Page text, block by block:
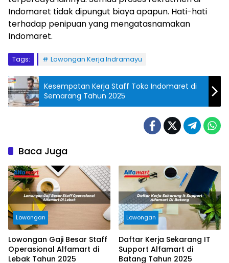
Indomaret tidak dipungut biaya apapun. Hati-hati
terhadap penipuan yang mengatasnamakan
Indomaret.
Tags: Lowongan Kerja Indramayu
Kesempatan Kerja Staff Toko Indomaret di
Semarang Tahun 2025
Baca Juga
Lowongan
Lowongan Gaji Besar Staff
Operasional Alfamart di
Lebak Tahun 2025
Lowongan
Daftar Kerja Sekarang IT
Support Alfamart di
Batang Tahun 2025